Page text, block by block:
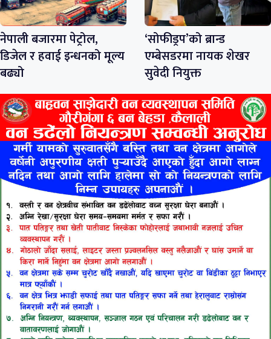
नेपाली बजारमा पेट्रोल,
डिजेल र हवाई इन्धनको मूल्य
बढ्यो
‘सोफीड्रप’को ब्रान्ड
एम्बेसडरमा नायक शेखर
सुवेदी नियुक्त